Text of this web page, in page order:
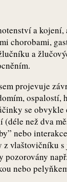
a
chorobami,
a
projevuje
ospalostí,
se obvykle
než dva
nebo
z vlaštovičníku
pozorovány
nebo